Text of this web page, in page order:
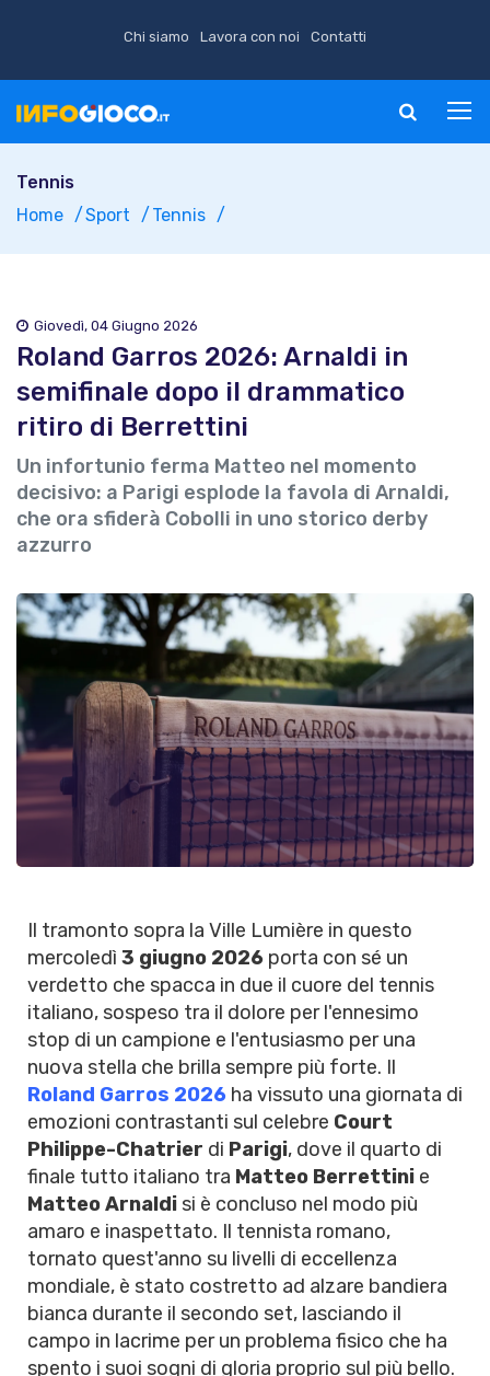
Chi siamo Lavora con noi Contatti
Tennis
Home
Sport Tennis
Giovedì, 04 Giugno 2026
Roland Garros 2026: Arnaldi in
semifinale dopo il drammatico
ritiro di Berrettini
Un infortunio ferma Matteo nel momento
decisivo: a Parigi esplode la favola di Arnaldi,
che ora sfiderà Cobolli in uno storico derby
azzurro
Il tramonto sopra la Ville Lumière in questo
mercoledì 3 giugno 2026 porta con sé un
verdetto che spacca in due il cuore del tennis
italiano, sospeso tra il dolore per l'ennesimo
stop di un campione e l'entusiasmo per una
nuova stella che brilla sempre più forte. Il
Roland Garros 2026 ha vissuto una giornata di
emozioni contrastanti sul celebre Court
Philippe-Chatrier di Parigi, dove il quarto di
finale tutto italiano tra Matteo Berrettini e
Matteo Arnaldi si è concluso nel modo più
amaro e inaspettato. Il tennista romano,
tornato quest'anno su livelli di eccellenza
mondiale, è stato costretto ad alzare bandiera
bianca durante il secondo set, lasciando il
campo in lacrime per un problema fisico che ha
spento i suoi sogni di gloria proprio sul più bello.